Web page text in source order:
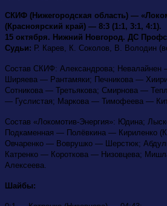
СКИФ (Нижегородская область) —
(Красноярский край) — 8:3 (1:1, 3:1, 4:1).
15 октября. Нижний Новгород. ДС
Судьи: Р. Карев, К. Соколов, В. Володин
Состав СКИФ: Александрова;
Ширяева — Рантамяки; Печникова —
Сотникова — Третьякова; Смирнова —
— Гуслистая; Маркова — Тимофеева —
Состав «Локомотив-Энергия»: Юдина;
Подкаменная — Полёвкина — Кириленко
Овчаренко — Воврушко — Шерстюк;
Катренко — Короткова — Низовцева;
Алексеева.
Шайбы: